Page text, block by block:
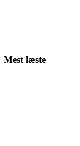
Mest læste